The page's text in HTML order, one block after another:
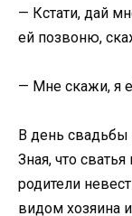
— Кстати, дай
ей позвоню,
— Мне скажи, я
В день свадьбы
Зная, что
родители
видом хозяина